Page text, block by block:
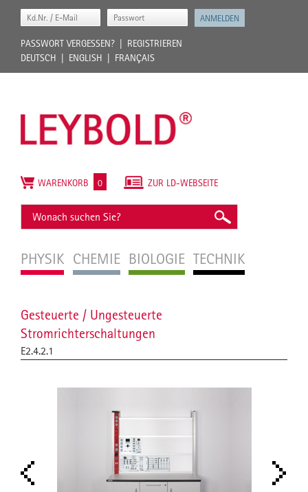
PASSWORT VERGESSEN?
REGISTRIEREN
DEUTSCH
ENGLISH FRANÇAIS
PHYSIK CHEMIE BIOLOGIE TECHNIK
ZUR LD-WEBSEITE
WARENKORB 0
Gesteuerte / Ungesteuerte
Stromrichterschaltungen
E2.4.2.1